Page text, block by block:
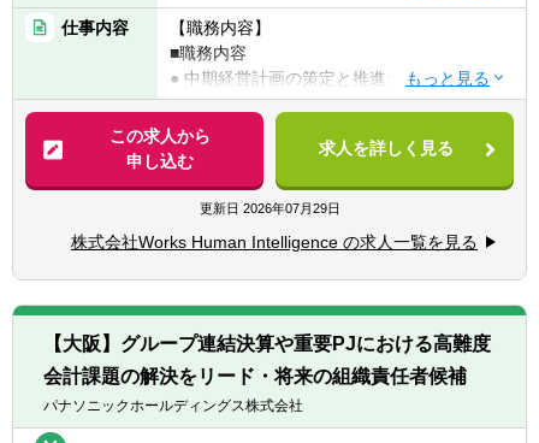
定の実務経験
・財務会計知識: 高度な会計・財務知識を有
し、P/L、B/S、C/Fを深く理解している方。
会計監査・コンサルティング等も含め、経
理部門との連携経験があれば尚可。
・プロセス構築・改善能力: 経営管理や業務
プロセスの設計・改善に関する実務経験、ま
たは強い意欲がある方。
・分析スキル: Excel(高度な関数、ピボットテ
ーブル)やBIツール(Tableau, Power BI等)を用
門横断的な調整力、経営層に対する優れたプ
レゼンテーション・ネゴシエーション能力。
・マインドセット: 主体的に業務を推進でき
るオーナーシップ、成果物に対する高い責任
意識と実行力。
仕事内容
【職務内容】
■職務内容
● 中期経営計画の策定と推進:
・全社レベルでの翌3年間の中期経営計画
策定プロセス全体を主導する。
・策定にあたり、各部門と連携し、中期経
営計画上の目標設定とアクションプランを構
築する。
● 月次・四半期見通し(予算・フォーキャス
ト)の作成と管理:
・月次/四半期ごとの業績見通し(フォーキ
ャスト)をタイムリーに作成し、CFO・財務
担当執行役員へ報告する
・報告した業績見通しを経理部門と連携
し、経理部門が作成するマネジメント向けの
月次決算報告(予実差異分析・前年比較分析)
この求人から
申し込む
求人を詳しく見る
更新日 2026年07月29日
株式会社Works Human Intelligence の求人一覧を見る
【大阪】グループ連結決算や重要PJにおける高難度
会計課題の解決をリード・将来の組織責任者候補
パナソニックホールディングス株式会社